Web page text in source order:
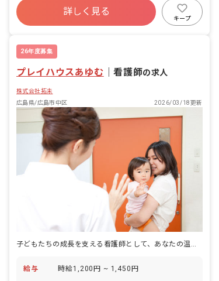
詳しく見る
キープ
26年度募集
プレイハウスあゆむ ｜看護師の求人
株式会社拓未
広島県/広島市中区
2026/03/18更新
子どもたちの成長を支える看護師として、あなたの温かいケアを届けませんか？
給与 時給1,200円 ~ 1,450円